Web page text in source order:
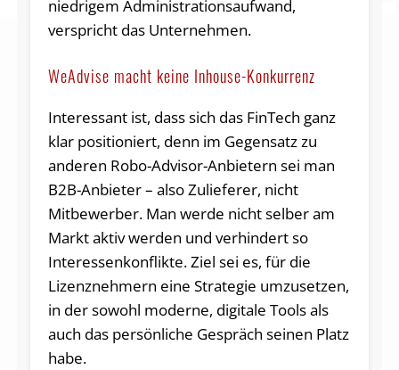
niedrigem Administrationsaufwand,
verspricht das Unternehmen.
WeAdvise macht keine Inhouse-Konkurrenz
Interessant ist, dass sich das FinTech ganz
klar positioniert, denn im Gegensatz zu
anderen Robo-Advisor-Anbietern sei man
B2B-Anbieter – also Zulieferer, nicht
Mitbewerber. Man werde nicht selber am
Markt aktiv werden und verhindert so
Interessenkonflikte. Ziel sei es, für die
Lizenznehmern eine Strategie umzusetzen,
in der sowohl moderne, digitale Tools als
auch das persönliche Gespräch seinen Platz
habe.